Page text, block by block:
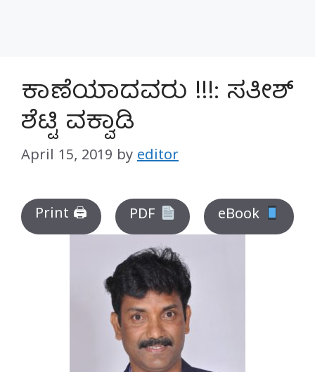
ಕಾಣೆಯಾದವರು !!!: ಸತೀಶ್
ಶೆಟ್ಟಿ ವಕ್ವಾಡಿ
April 15, 2019 by editor
Print 🖨 PDF eBook